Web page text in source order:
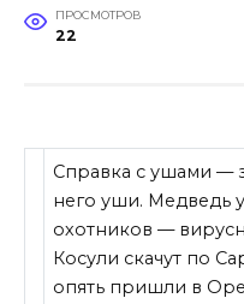
ПРОСМОТРОВ
22
Справка с ушами —
него уши. Медведь
охотников —
Косули скачут по
опять пришли в